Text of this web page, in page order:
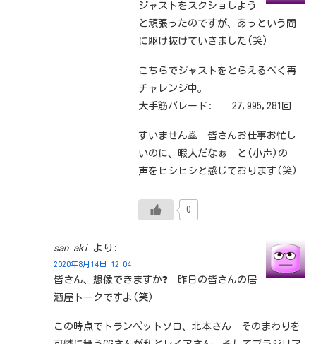
ジャストをスクショしよう
と頑張ったのですが、あっという間
に駆け抜けていきました(笑)
こちらでジャストをとらえるべく再
チャレンジ中。
大手筋パレード: 27,995,281回
すいません🙇 皆さんお仕事お忙し
いのに、暇人だなぁ と(小声)の
声をヒシヒシと感じております(笑)
0
san aki より:
2020年8月14日 12:04
皆さん、想像できますか❓ 昨日の皆さんの居
酒屋トークですよ(笑)
この時点でトランペットソロ、北本さん そのまわりを